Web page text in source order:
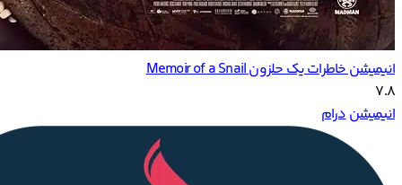
انیمیشن خاطرات یک حلزون Memoir of a Snail
7.8
انیمیشندرام